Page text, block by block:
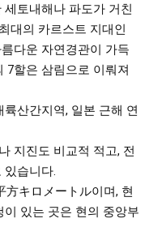
토내해나 파도가 거친
대의 카르스트 지대인
다운 자연경관이 가득
7할은 삼림으로 이뤄져
산간지역, 일본 근해 연
지진도 비교적 적고, 전
있습니다.
キロメートル이며, 현
있는 곳은 현의 중앙부